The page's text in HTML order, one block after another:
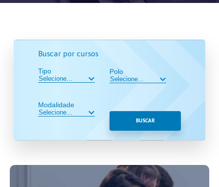
Buscar por cursos
Tipo
Modalidade
Polo
BUSCAR